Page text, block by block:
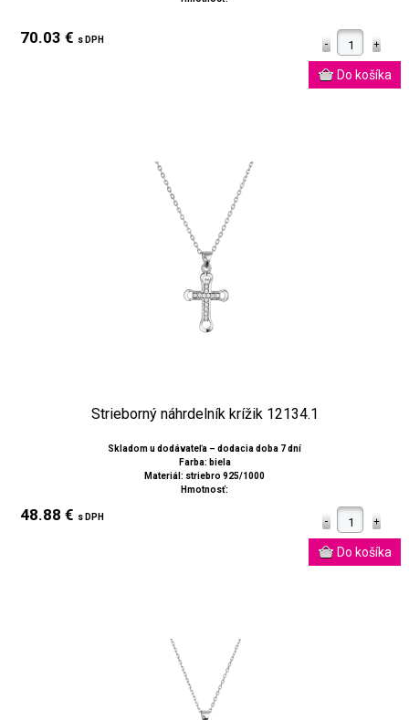
70.03 € s DPH
Strieborný náhrdelník krížik 12134.1
Skladom u dodávateľa – dodacia doba 7 dní
Farba: biela
Materiál: striebro 925/1000
Hmotnosť:
48.88 € s DPH